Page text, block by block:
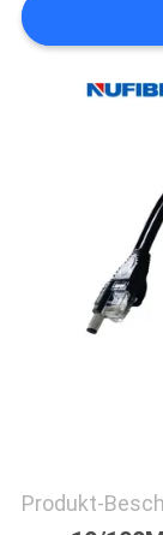
FORDERN
SITEMAP
Produkt-